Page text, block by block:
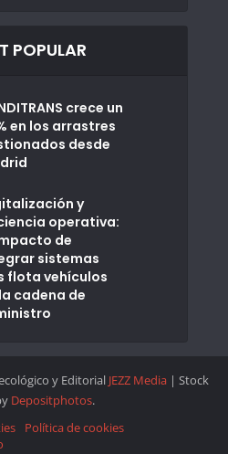
POPULAR
crece un
en los arrastres
desde
y
operativa:
de
sistemas
flota vehículos
cadena de
y Editorial JEZZ Media | Stock
Depositphotos.
Política de cookies